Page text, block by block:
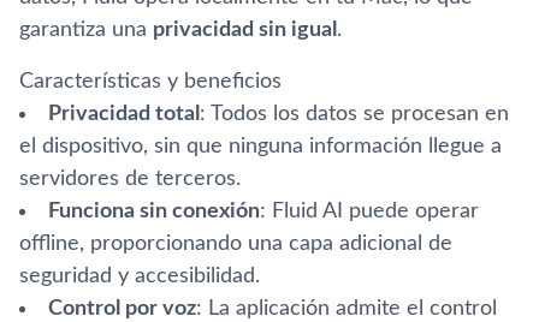
garantiza una privacidad sin igual .
Características y beneficios
Privacidad total : Todos los datos se procesan en
el dispositivo, sin que ninguna información llegue a
servidores de terceros.
Funciona sin conexión: Fluid AI puede operar
offline, proporcionando una capa adicional de
seguridad y accesibilidad.
Control por voz: La aplicación admite el control